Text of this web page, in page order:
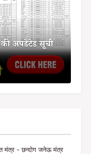
की अपडेटेड सूची
मंत्र - छन्दोग जनेऊ मंत्र